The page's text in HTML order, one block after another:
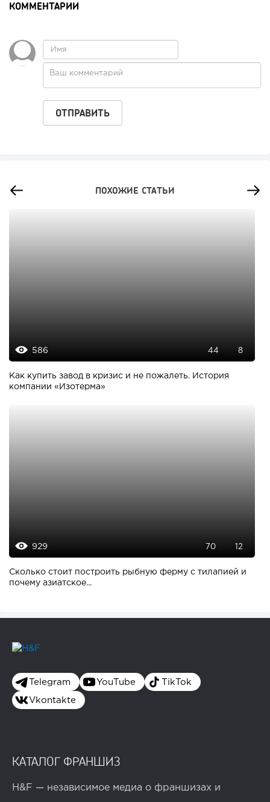
КОММЕНТАРИИ
ПОХОЖИЕ СТАТЬИ
586 44 8
Как купить завод в кризис и не пожалеть. История
компании «Изотерма»
929 70 12
Сколько стоит построить рыбную ферму с тилапией и
почему азиатское...
Telegram YouTube TikTok
Vkontakte
КАТАЛОГ ФРАНШИЗ
H&F — независимое медиа о франшизах и